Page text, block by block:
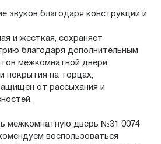
звуков благодаря конструкции и
и жесткая, сохраняет
благодаря дополнительным
межкомнатной двери;
покрытия на торцах;
от рассыхания и
межкомнатную дверь №31 0074
воспользоваться